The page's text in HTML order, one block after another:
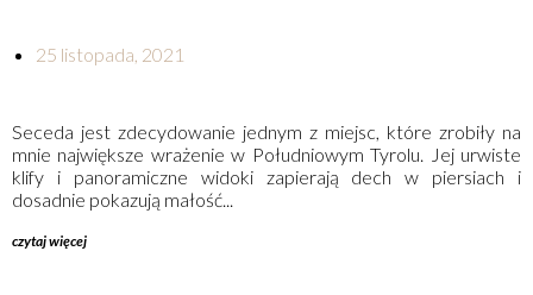
25 listopada, 2021
Seceda jest zdecydowanie jednym z miejsc, które zrobiły na
mnie największe wrażenie w Południowym Tyrolu. Jej urwiste
klify i panoramiczne widoki zapierają dech w piersiach i
dosadnie pokazują małość...
czytaj więcej